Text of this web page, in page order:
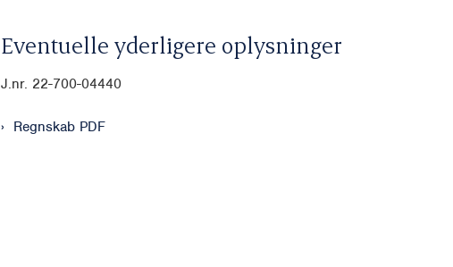
Eventuelle yderligere oplysninger
J.nr. 22-700-04440
Regnskab PDF